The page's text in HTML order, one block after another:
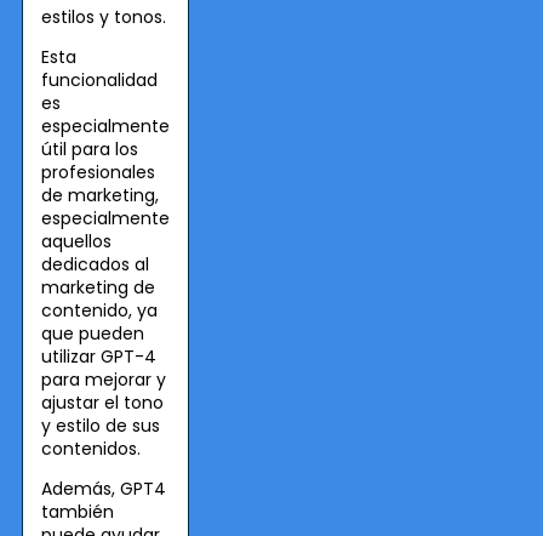
estilos y tonos.
Esta
funcionalidad
es
especialmente
útil para los
profesionales
de marketing,
especialmente
aquellos
dedicados al
marketing de
contenido, ya
que pueden
utilizar GPT-4
para mejorar y
ajustar el tono
y estilo de sus
contenidos.
Además, GPT4
también